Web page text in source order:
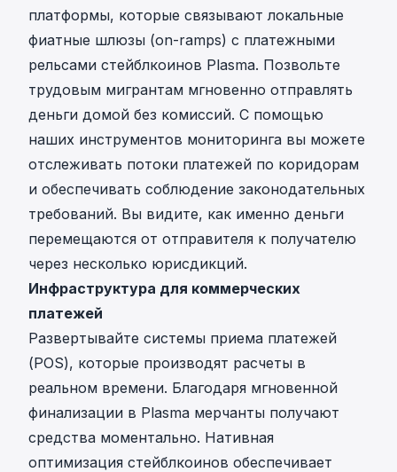
платформы, которые связывают локальные
фиатные шлюзы (on-ramps) с платежными
рельсами стейблкоинов Plasma. Позвольте
трудовым мигрантам мгновенно отправлять
деньги домой без комиссий. С помощью
наших инструментов мониторинга вы можете
отслеживать потоки платежей по коридорам
и обеспечивать соблюдение законодательных
требований. Вы видите, как именно деньги
перемещаются от отправителя к получателю
через несколько юрисдикций.
Инфраструктура для коммерческих
платежей
Развертывайте системы приема платежей
(POS), которые производят расчеты в
реальном времени. Благодаря мгновенной
финализации в Plasma мерчанты получают
средства моментально. Нативная
оптимизация стейблкоинов обеспечивает